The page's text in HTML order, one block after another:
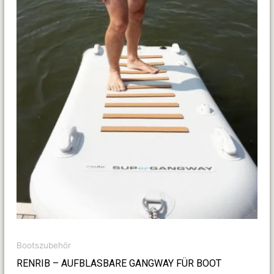
Bootszubehör
RENRIB – AUFBLASBARE GANGWAY FÜR BOOT